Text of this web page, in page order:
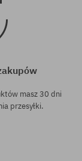
masz 30 dni
przesyłki.